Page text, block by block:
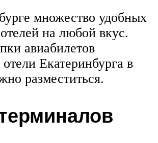
множество удобных
на любой вкус.
авиабилетов
Екатеринбурга в
разместиться.